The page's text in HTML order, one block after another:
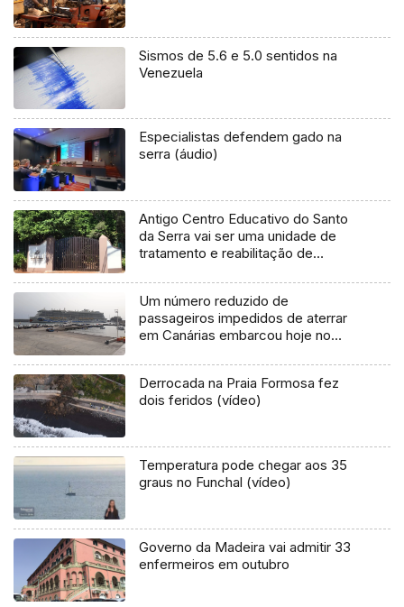
Sismos de 5.6 e 5.0 sentidos na
Venezuela
Especialistas defendem gado na
serra (áudio)
Antigo Centro Educativo do Santo
da Serra vai ser uma unidade de
tratamento e reabilitação de
Um número reduzido de
passageiros impedidos de aterrar
em Canárias embarcou hoje no
Derrocada na Praia Formosa fez
dois feridos (vídeo)
Temperatura pode chegar aos 35
graus no Funchal (vídeo)
Governo da Madeira vai admitir 33
enfermeiros em outubro